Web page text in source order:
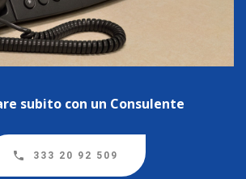
subito con un Consulente
333 20 92 509